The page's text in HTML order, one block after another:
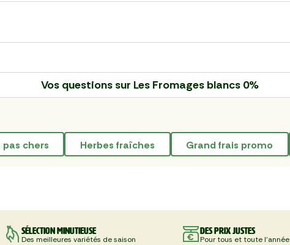
Vos questions sur Les Fromages blancs 0%
chers herbes fraîches grand frais promo
Sélection minutieuse
Des meilleures variétés de saison
Des prix justes
Pour tous et toute l'année